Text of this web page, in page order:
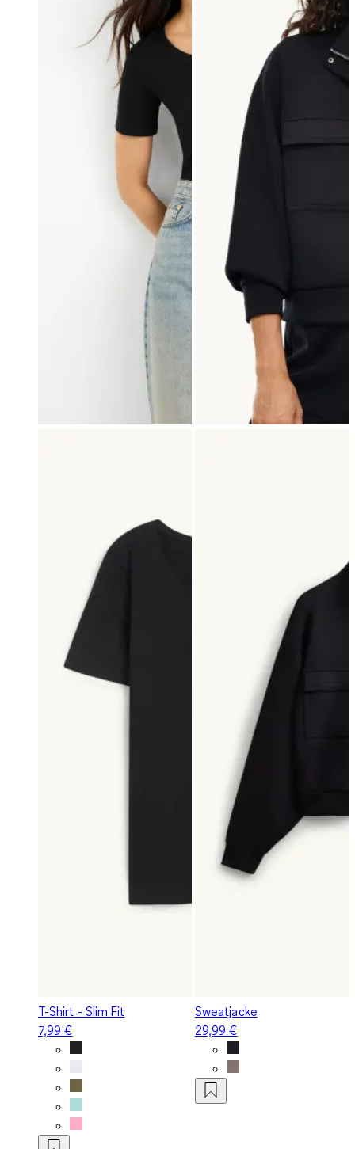
T-Shirt - Slim Fit
7,99 €
Sweatjacke
29,99 €